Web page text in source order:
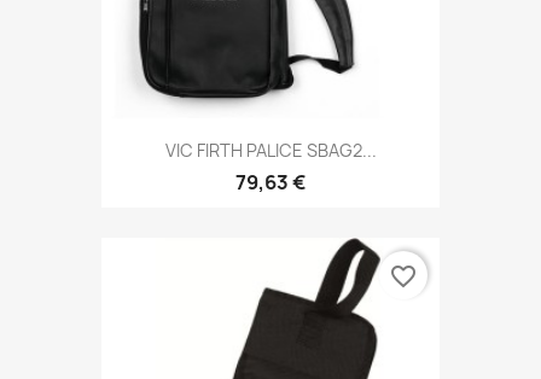
VIC FIRTH PALICE SBAG2...
79,63 €
favorite_border